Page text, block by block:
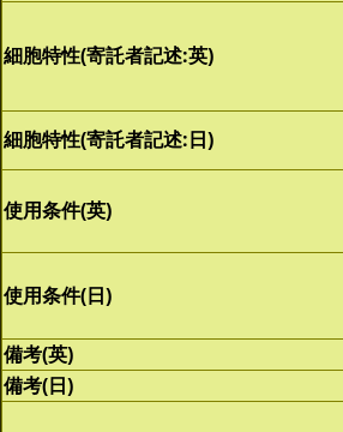
細胞特性(寄託者記述:英)
細胞特性(寄託者記述:日)
使用条件(英)
使用条件(日)
備考(英)
備考(日)